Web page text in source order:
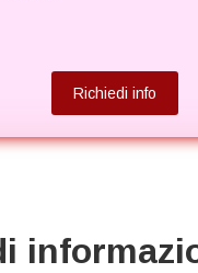
Richiedi info